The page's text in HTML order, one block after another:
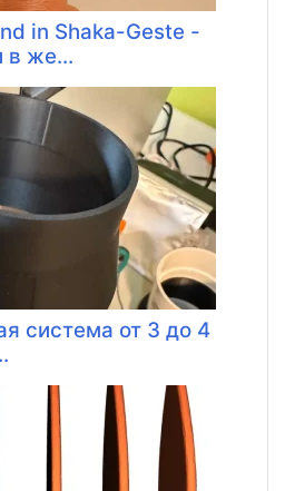
in Shaka-Geste -
в же...
система от 3 до 4